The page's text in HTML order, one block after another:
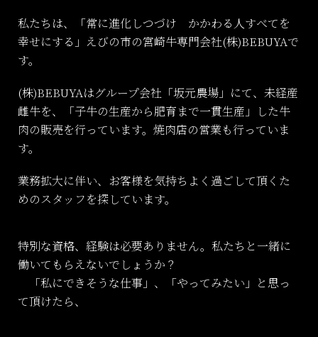
私たちは、「常に進化しつづけ かかわる人すべてを
幸せにする」えびの市の宮崎牛専門会社(株)BEBUYAで
す。
(株)BEBUYAはグループ会社「坂元農場」にて、未経産
雌牛を、「子牛の生産から肥育まで一貫生産」した牛
肉の販売を行っています。焼肉店の営業も行っていま
す。
業務拡大に伴い、お客様を気持ちよく過ごして頂くた
めのスタッフを探しています。
特別な資格、経験は必要ありません。私たちと一緒に
働いてもらえないでしょうか？
「私にできそうな仕事」、「やってみたい」と思っ
て頂けたら、